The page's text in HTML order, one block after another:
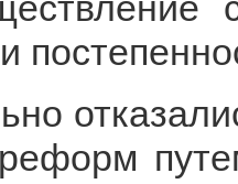
и